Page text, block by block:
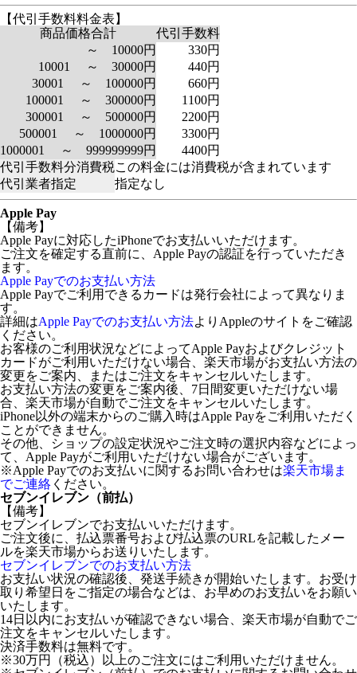
【代引手数料料金表】
商品価格合計
代引手数料
～ 10000円
330円
10001 ～ 30000円
440円
30001 ～ 100000円
660円
100001 ～ 300000円
1100円
300001 ～ 500000円
2200円
500001 ～ 1000000円
3300円
1000001 ～ 999999999円
4400円
代引手数料分消費税この料金には消費税が含まれています
代引業者指定
指定なし
Apple Pay
【備考】
Apple Payに対応したiPhoneでお支払いいただけます。
ご注文を確定する直前に、Apple Payの認証を行っていただき
ます。
Apple Payでのお支払い方法
Apple Payでご利用できるカードは発行会社によって異なりま
す。
詳細はApple Payでのお支払い方法よりAppleのサイトをご確認
ください。
お客様のご利用状況などによってApple Payおよびクレジット
カードがご利用いただけない場合、楽天市場がお支払い方法の
変更をご案内、またはご注文をキャンセルいたします。
お支払い方法の変更をご案内後、7日間変更いただけない場
合、楽天市場が自動でご注文をキャンセルいたします。
iPhone以外の端末からのご購入時はApple Payをご利用いただく
ことができません。
その他、ショップの設定状況やご注文時の選択内容などによっ
て、Apple Payがご利用いただけない場合がございます。
※Apple Payでのお支払いに関するお問い合わせは楽天市場ま
でご連絡 ください。
セブンイレブン（前払）
【備考】
セブンイレブンでお支払いいただけます。
ご注文後に、払込票番号および払込票のURLを記載したメー
ルを楽天市場からお送りいたします。
セブンイレブンでのお支払い方法
お支払い状況の確認後、発送手続きが開始いたします。お受け
取り希望日をご指定の場合などは、お早めのお支払いをお願い
いたします。
14日以内にお支払いが確認できない場合、楽天市場が自動でご
注文をキャンセルいたします。
決済手数料は無料です。
※30万円（税込）以上のご注文にはご利用いただけません。